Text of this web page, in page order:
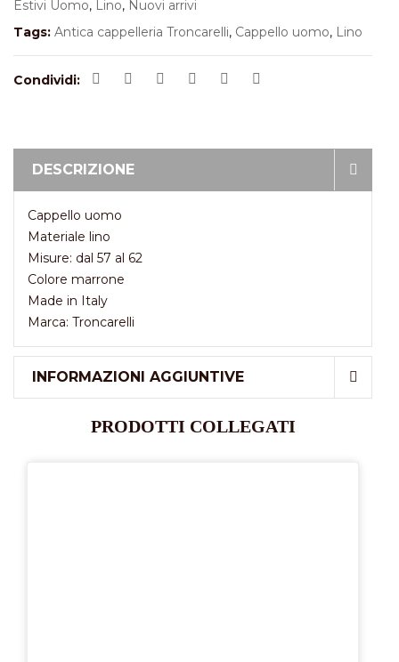
Estivi Uomo, Lino, Nuovi arrivi
Tags: Antica cappelleria Troncarelli, Cappello uomo, Lino
Condividi:
DESCRIZIONE
Cappello uomo
Materiale lino
Misure: dal 57 al 62
Colore marrone
Made in Italy
Marca: Troncarelli
INFORMAZIONI AGGIUNTIVE
PRODOTTI COLLEGATI